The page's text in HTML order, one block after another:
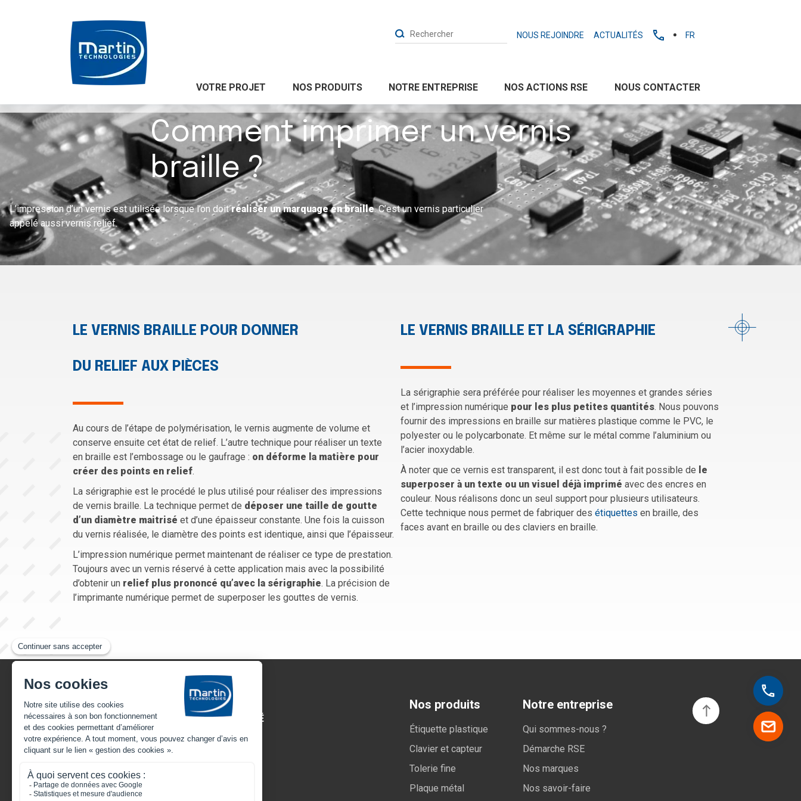
NOUS REJOINDRE ACTUALITÉS FR
VOTRE PROJET NOS PRODUITS NOTRE ENTREPRISE NOS ACTIONS RSE NOUS CONTACTER
Comment imprimer un vernis
braille ?
L’impression d’un vernis est utilisée lorsque l’on doitréaliser un marquage en braille. C’est un vernis particulier
appelé aussi vernis relief.
LE VERNIS BRAILLE POUR DONNER
DU RELIEF AUX PIÈCES
Au cours de l’étape de polymérisation, le vernis augmente de volume et
conserve ensuite cet état de relief. L’autre technique pour réaliser un texte
en braille est l’embossage ou le gaufrage : on déforme la matière pour
créer des points en relief.
La sérigraphie est le procédé le plus utilisé pour réaliser des impressions
de vernis braille. La technique permet de déposer une taille de goutte
d’un diamètre maitrisé et d’une épaisseur constante. Une fois la cuisson
du vernis réalisée, le diamètre des points est identique, ainsi que l’épaisseur.
L’impression numérique permet maintenant de réaliser ce type de prestation.
Toujours avec un vernis réservé à cette application mais avec la possibilité
d’obtenir un relief plus prononcé qu’avec la sérigraphie. La précision de
l’imprimante numérique permet de superposer les gouttes de vernis.
LE VERNIS BRAILLE ET LA SÉRIGRAPHIE
La sérigraphie sera préférée pour réaliser les moyennes et grandes séries
et l’impression numérique pour les plus petites quantités. Nous pouvons
fournir des impressions en braille sur matières plastique comme le PVC, le
polyester ou le polycarbonate. Et même sur le métal comme l’aluminium ou
l’acier inoxydable.
À noter que ce vernis est transparent, il est donc tout à fait possible de le
superposer à un texte ou un visuel déjà imprimé avec des encres en
couleur. Nous réalisons donc un seul support pour plusieurs utilisateurs.
Cette technique nous permet de fabriquer des étiquettes en braille, des
faces avant en braille ou des claviers en braille.
22, rue Henri Gandon
49430 HUILLÉ-LÉZIGNÉ
FRANCE
Nos produits
Étiquette plastique
Clavier et capteur
Tolerie fine
Plaque métal
Notre entreprise
Qui sommes-nous ?
Démarche RSE
Nos marques
Nos savoir-faire